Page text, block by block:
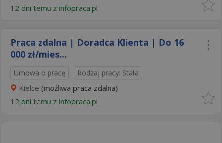
12 dni temu z infopraca.pl
Praca zdalna | Doradca Klienta | Do 16
000 zł/mies...
Umowa o pracę Rodzaj pracy: Stała
Kielce (możliwa praca zdalna)
12 dni temu z infopraca.pl